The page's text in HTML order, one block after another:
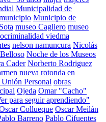
Municipalidad de
Municipio de
museo Cagliero museo
viedma
nelson namuncura Nicolás
Noche de los Museos
Cader Norberto Rodriguez
nueva rotonda en
Personal obras
Ojeda Omar "Cacho"
para seguir aprendiendo"
Collueque Oscar Meilán
Barreno Pablo Cifuentes